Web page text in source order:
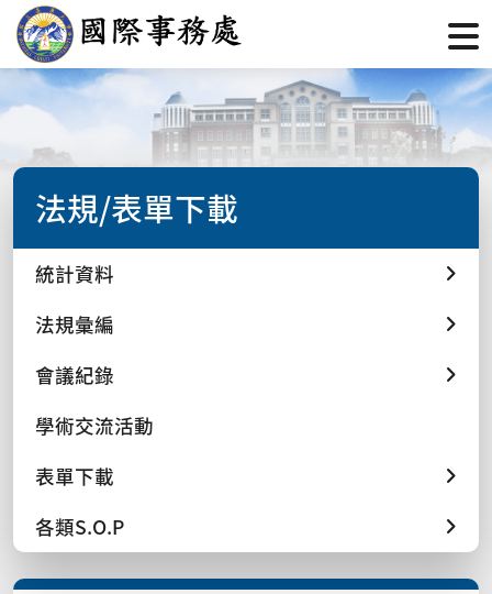
法規/表單下載
統計資料
法規彙編
會議紀錄
學術交流活動
表單下載
各類S.O.P